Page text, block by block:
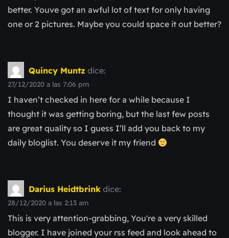
better. Youve got an awful lot of text for only having
one or 2 pictures. Maybe you could space it out better?
Quincy Muntz dice:
27/12/2020 a las 7:06 pm
I haven’t checked in here for a while because I
thought it was getting boring, but the last few posts
are great quality so I guess I’ll add you back to my
daily bloglist. You deserve it my friend
Darius Heidtbrink dice:
28/12/2020 a las 2:13 am
This is very attention-grabbing, You're a very skilled
blogger. I have joined your rss feed and look ahead to